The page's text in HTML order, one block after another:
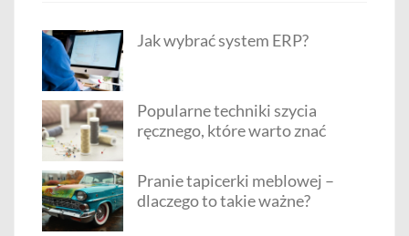
Jak wybrać system ERP?
Popularne techniki szycia
ręcznego, które warto znać
Pranie tapicerki meblowej –
dlaczego to takie ważne?